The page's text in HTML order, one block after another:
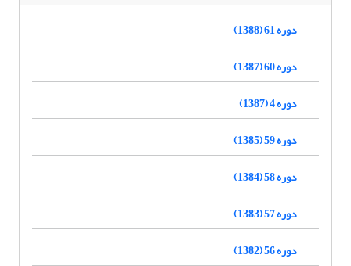
دوره 61 (1388)
دوره 60 (1387)
دوره 4 (1387)
دوره 59 (1385)
دوره 58 (1384)
دوره 57 (1383)
دوره 56 (1382)